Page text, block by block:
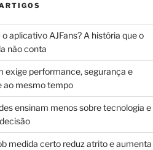
aplicativo AJFans? A história que o
não conta
exige performance, segurança e
ao mesmo tempo
ensinam menos sobre tecnologia e
medida certo reduz atrito e aumenta